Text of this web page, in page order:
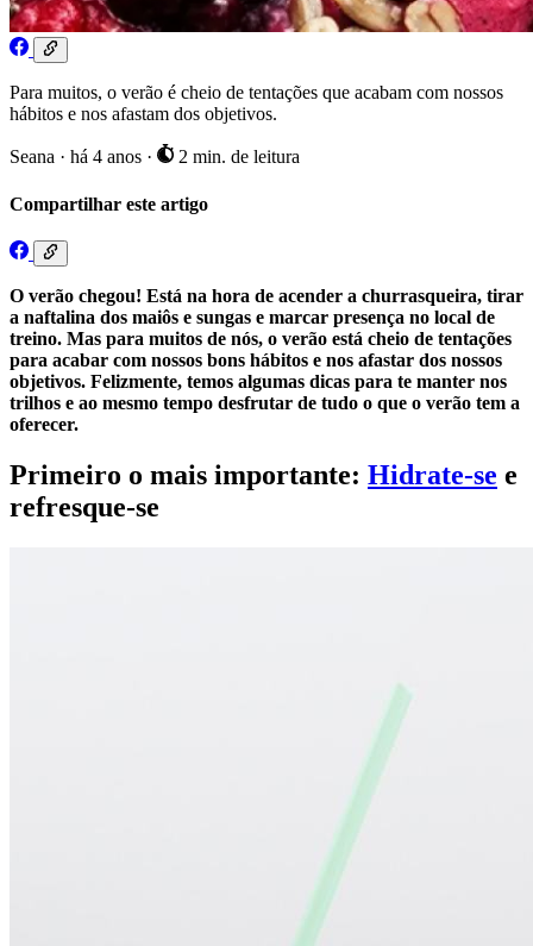
Para muitos, o verão é cheio de tentações que acabam com nossos
hábitos e nos afastam dos objetivos.
Seana · há 4 anos · 2 min. de leitura
Compartilhar este artigo
O verão chegou! Está na hora de acender a churrasqueira, tirar
a naftalina dos maiôs e sungas e marcar presença no local de
treino. Mas para muitos de nós, o verão está cheio de tentações
para acabar com nossos bons hábitos e nos afastar dos nossos
objetivos. Felizmente, temos algumas dicas para te manter nos
trilhos e ao mesmo tempo desfrutar de tudo o que o verão tem a
oferecer.
Primeiro o mais importante: Hidrate-se e
refresque-se